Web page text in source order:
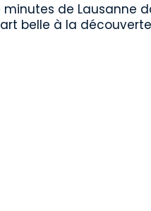
de Lausanne
belle à la